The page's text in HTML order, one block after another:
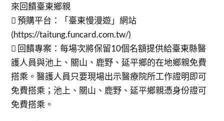
來回饋臺東鄉親
 預購平台：「臺東慢漫遊」網站
(https://taitung.funcard.com.tw/)
 回饋專案：每場次將保留10個名額提供給臺東縣醫
護人員與池上、關山、鹿野、延平鄉的在地鄉親免費
搭乘。醫護人員只要現場出示醫療院所工作證明即可
免費搭乘；池上、關山、鹿野、延平鄉親憑身份證可
免費搭乘。